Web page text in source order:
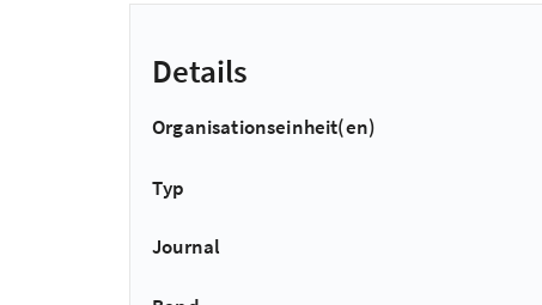
Details
Organisationseinheit(en)
Typ
Journal